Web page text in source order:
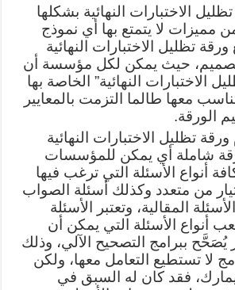
الاختبارات النهائية بشكلها
من مميزات لا يتمتع بها أي نموذج
تظليل الاختبارات النهائية
حيث يمكن لكل مؤسسة أن
الاختبارات النهائية” الخاصة بها
معها طالما التزمت بالمعايير
الورقة.
تظليل الاختبارات النهائية
شاملة أي يمكن للمؤسسات
أنواع الأسئلة التي ترغب فيها
من متعدد وكذلك أسئلة الصواب
المقالية، وتعتبر الأسئلة
أنواع الأسئلة التي يمكن أن
يُصَحَّح ببرامج التصحيح الآلي، وذلك
لا تستطيع التعامل معها، ولكن
فقد كان له السبق في